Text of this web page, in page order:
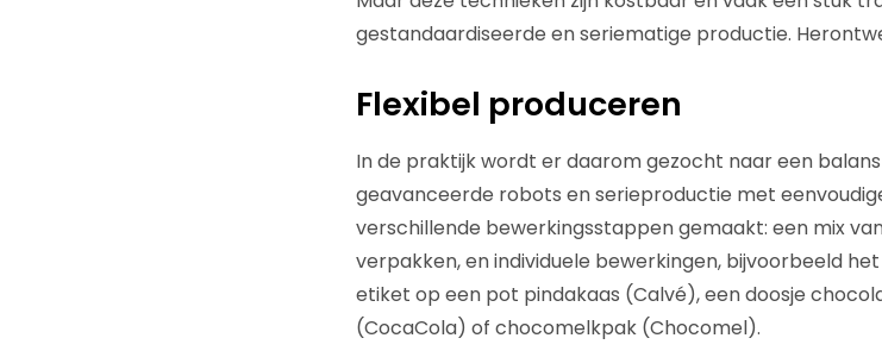
gestandaardiseerde en seriematige productie.
Flexibel produceren
In de praktijk wordt er daarom gezocht naar een
geavanceerde robots en serieproductie met
verschillende bewerkingsstappen gemaakt: een mix
verpakken, en individuele bewerkingen, bijvoorbeeld
etiket op een pot pindakaas (Calvé), een doosje
(CocaCola) of chocomelkpak (Chocomel).